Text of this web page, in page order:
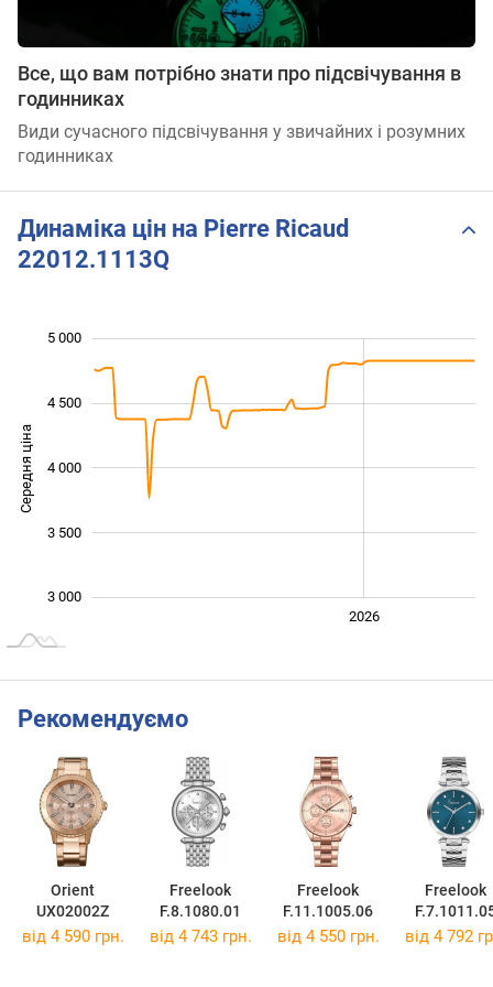
Все, що вам потрібно знати про підсвічування в
годинниках
Види сучасного підсвічування у звичайних і розумних
годинниках
Динаміка цін на Pierre Ricaud
22012.1113Q
Середня ціна 3 000
3 000
3 500
4 000
4 500
5 000
2026
Рекомендуємо
Orient
UX02002Z
Freelook
F.8.1080.01
Freelook
F.11.1005.06
Freelook
від 4 590 грн. від 4 743 грн. від 4 550 грн. від 4 792